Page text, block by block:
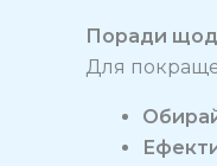
Поради щодо
Для